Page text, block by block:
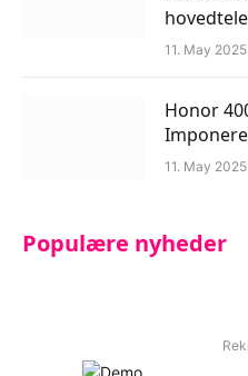
11. May 2025
Honor
11. May 2025
Populære nyheder